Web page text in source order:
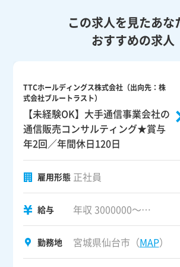
この求人を見たあな
おすすめの求人
TTCホールディングス株式会社（出向先：株
式会社ブルートラスト）
【未経験OK】大手通信事業会社の
通信販売コンサルティング★賞与
年2回／年間休日120日
雇用形態 正社員
給与
年収 3000000～
3500000
勤務地 宮城県仙台市（MAP）